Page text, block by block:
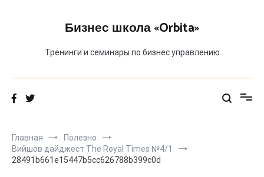
Бизнес школа «Orbita»
Тренинги и семинары по бизнес управлению
Главная
Полезно
Вийшов дайджест The Royal Times №4/1
28491b661e15447b5cc626788b399c0d